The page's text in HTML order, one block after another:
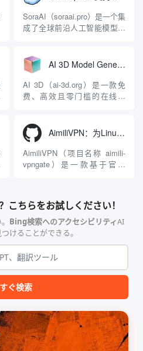
计。它目前支持包括
Antigravity IDE、Codex、
GitHub Copilo...
SoraAI（soraai.pro）是一个集
成了全球前沿人工智能模型的
者、营销人员及广大用户提供
一站式、开箱即用的视觉内容
生成解决方案。网站的核心优
势在于其强大的多模型聚合能
AI 3D Model Generator：通过文本和图像快速生成3D模型的在线工具
AI 3D（ai-3d.org）是一款免
费、高效且零门槛的在线AI
动Seed 3D两大行业领先的AI
模型架构，致力于帮助用户无
需掌握复杂的3D拓扑知识或昂
贵的专业软件，即可在...
AimiliVPN：为Linux提供纯净出站家庭IP的VPN代理网关
AimiliVPN（项目名称 aimili-
vpngate）是一款基于官方
具，专为 Linux 服务器环境
（如 VPS）设计。它完全采用
纯 Python 标准库编写，用户
无需安装...
ちらをお試しください！
Bing検索へのアクセシビリティAI
けることができる。
ぐ検索